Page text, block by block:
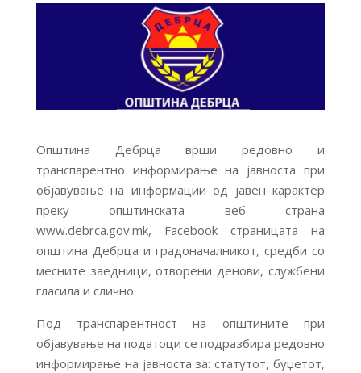
Општина Дебрца врши редовно и
транспарентно информирање на јавноста при
објавување на информации од јавен карактер
преку општинската веб страна
www.debrca.gov.mk, Facebook страницата на
општина Дебрца и градоначалникот, средби со
месните заедници, отворени денови, службени
гласила и слично.
Под транспарентност на општините при
објавување на податоци се подразбира редовно
информирање на јавноста за: статутот, буџетот,